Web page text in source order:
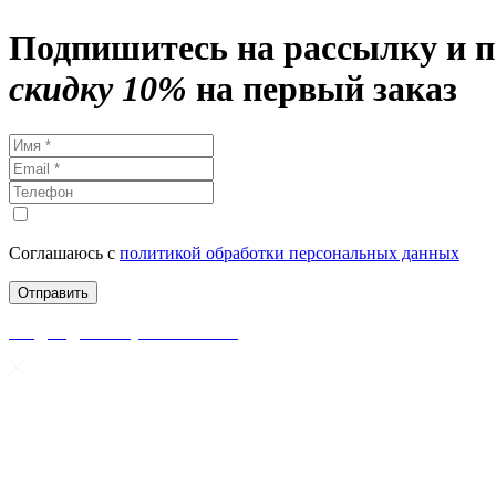
Подпишитесь на рассылку и
скидку 10% на первый заказ
Соглашаюсь с политикой обработки персональных данных